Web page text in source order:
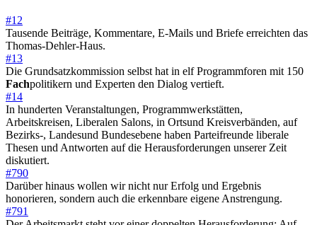
#12
Tausende Beiträge, Kommentare, E-Mails und Briefe erreichten das
Thomas-Dehler-Haus.
#13
Die Grundsatzkommission selbst hat in elf Programmforen mit 150
Fachpolitikern und Experten den Dialog vertieft.
#14
In hunderten Veranstaltungen, Programmwerkstätten,
Arbeitskreisen, Liberalen Salons, in Ortsund Kreisverbänden, auf
Bezirks-, Landesund Bundesebene haben Parteifreunde liberale
Thesen und Antworten auf die Herausforderungen unserer Zeit
diskutiert.
#790
Darüber hinaus wollen wir nicht nur Erfolg und Ergebnis
honorieren, sondern auch die erkennbare eigene Anstrengung.
#791